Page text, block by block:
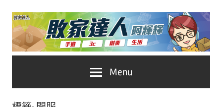
Skip
content
家
No.1
遊
Menu